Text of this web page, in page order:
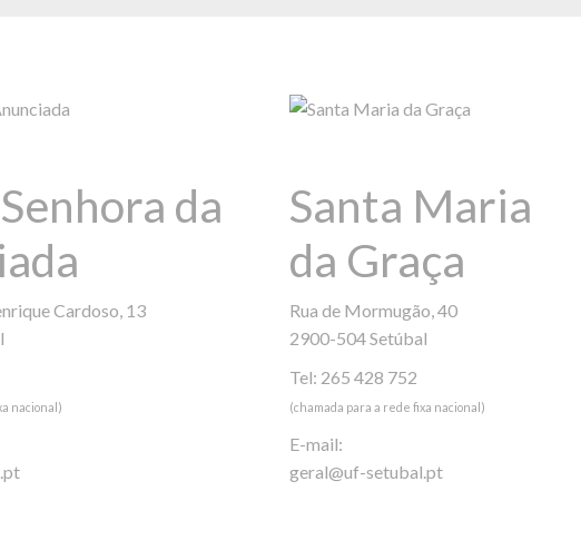
da
Cardoso, 13
nacional)
Santa Maria
da Graça
Rua de Mormugão, 40
2900-504 Setúbal
Tel: 265 428 752
(chamada para a rede fixa nacional)
E-mail:
geral@uf-setubal.pt